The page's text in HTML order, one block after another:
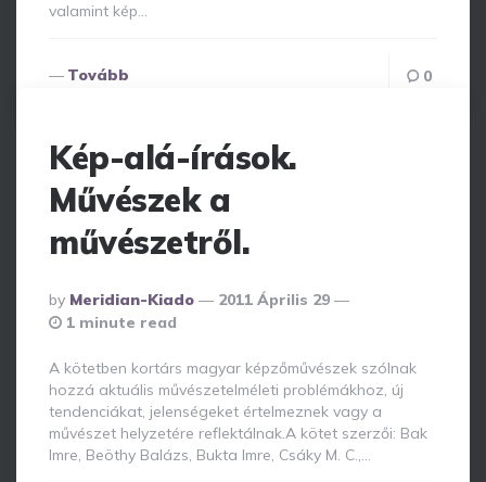
valamint kép…
Tovább 0
Kép-alá-írások.
Művészek a
művészetről.
Posted
By
By Meridian-Kiado
2011 Április 29
1 minute read
A kötetben kortárs magyar képzőművészek szólnak
hozzá aktuális művészetelméleti problémákhoz, új
tendenciákat, jelenségeket értelmeznek vagy a
művészet helyzetére reflektálnak.A kötet szerzői: Bak
Imre, Beöthy Balázs, Bukta Imre, Csáky M. C.,…